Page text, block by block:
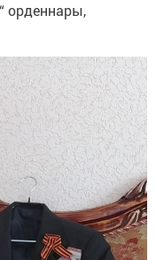
орденнары,